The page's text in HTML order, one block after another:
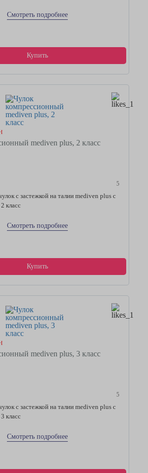
Смотреть подробнее
Купить
mediven plus, 2 класс
5
с застежкой на талии mediven plus с
класс
Смотреть подробнее
Купить
mediven plus, 3 класс
5
с застежкой на талии mediven plus с
класс
Смотреть подробнее